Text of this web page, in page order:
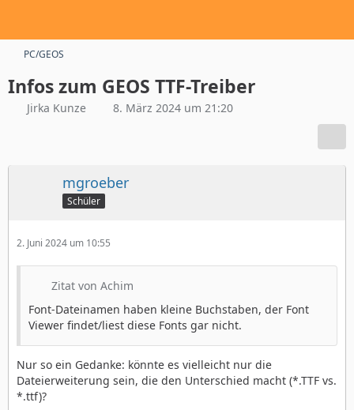
PC/GEOS
Infos zum GEOS TTF-Treiber
Jirka Kunze 8. März 2024 um 21:20
mgroeber
Schüler
2. Juni 2024 um 10:55
Zitat von Achim
Font-Dateinamen haben kleine Buchstaben, der Font
Viewer findet/liest diese Fonts gar nicht.
Nur so ein Gedanke: könnte es vielleicht nur die
Dateierweiterung sein, die den Unterschied macht (*.TTF vs.
*.ttf)?